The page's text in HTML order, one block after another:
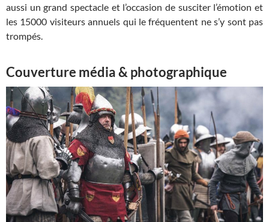
aussi un grand spectacle et l’occasion de susciter l’émotion et
les 15000 visiteurs annuels qui le fréquentent ne s’y sont pas
trompés.
Couverture média & photographique